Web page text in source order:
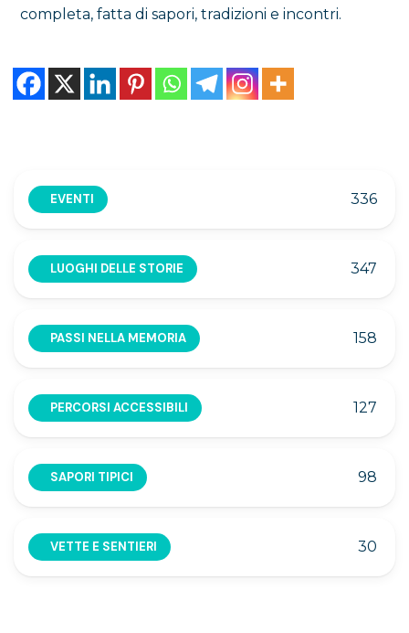
completa, fatta di sapori, tradizioni e incontri.
EVENTI 336
LUOGHI DELLE STORIE 347
PASSI NELLA MEMORIA 158
PERCORSI ACCESSIBILI 127
SAPORI TIPICI 98
VETTE E SENTIERI 30